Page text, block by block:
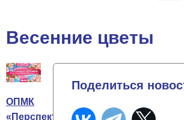
Весенние цветы
ОПМК
«Перспектива» приглашает
Поделиться